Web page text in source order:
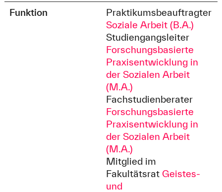
Funktion
Praktikumsbeauftragter
Soziale Arbeit (B.A.)
Studiengangsleiter
Forschungsbasierte
Praxisentwicklung in
der Sozialen Arbeit
(M.A.)
Fachstudienberater
Forschungsbasierte
Praxisentwicklung in
der Sozialen Arbeit
(M.A.)
Mitglied im
Fakultätsrat Geistes-
und